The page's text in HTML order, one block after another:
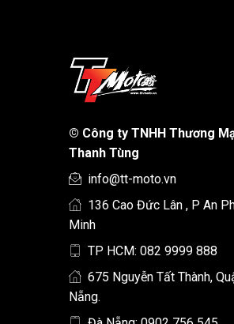
© Công ty TNHH Thương
Thanh Tùng
info@tt-moto.vn
136 Cao Đức Lân , P An
Minh
TP HCM: 082 9999 888
675 Nguyễn Tất Thành,
Nẵng.